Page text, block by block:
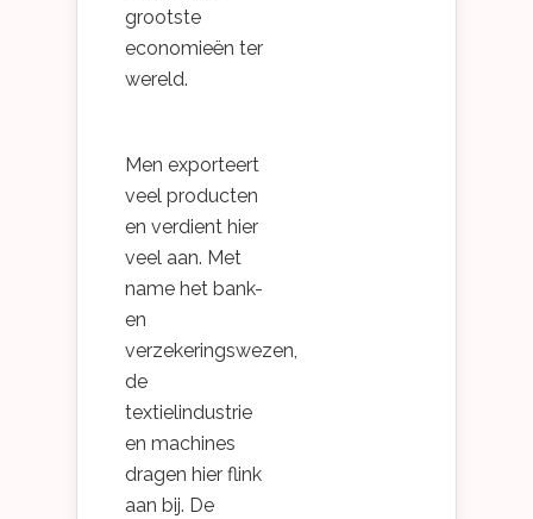
grootste
economieën ter
wereld.
Men exporteert
veel producten
en verdient hier
veel aan. Met
name het bank-
en
verzekeringswezen,
de
textielindustrie
en machines
dragen hier flink
aan bij. De